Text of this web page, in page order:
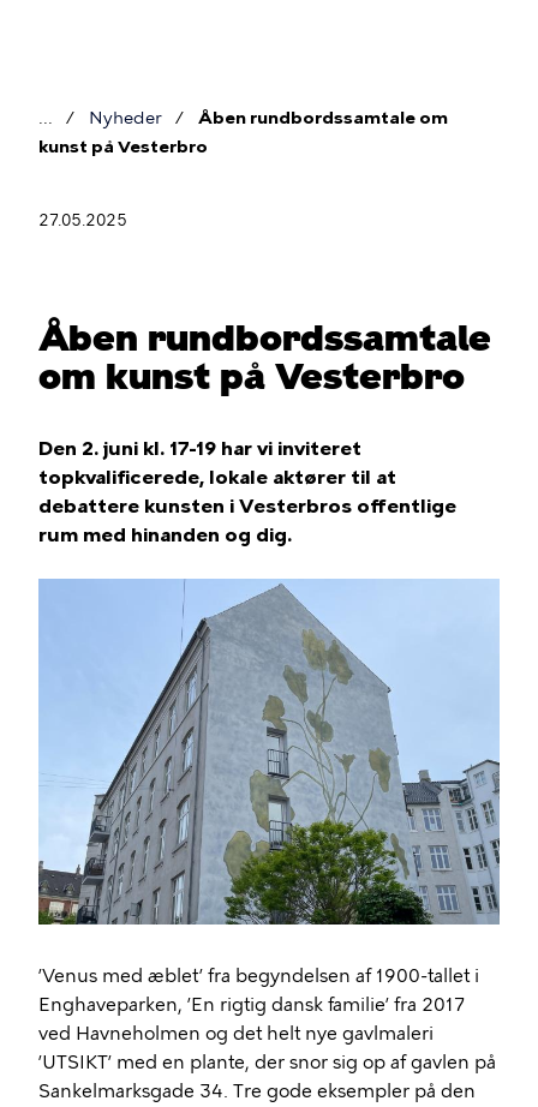
Brødkrumme
Nyheder
Åben rundbordssamtale om
kunst på Vesterbro
27.05.2025
Åben rundbordssamtale
om kunst på Vesterbro
Den 2. juni kl. 17-19 har vi inviteret
topkvalificerede, lokale aktører til at
debattere kunsten i Vesterbros offentlige
rum med hinanden og dig.
’Venus med æblet’ fra begyndelsen af 1900-tallet i
Enghaveparken, ’En rigtig dansk familie’ fra 2017
ved Havneholmen og det helt nye gavlmaleri
’UTSIKT’ med en plante, der snor sig op af gavlen på
Sankelmarksgade 34. Tre gode eksempler på den